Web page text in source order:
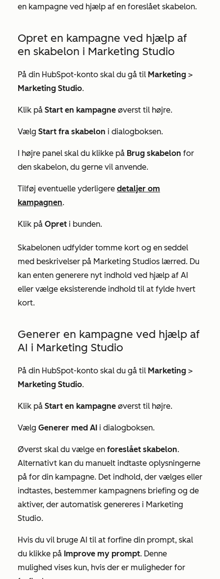
en kampagne ved hjælp af en foreslået skabelon.
Opret en kampagne ved hjælp af
en skabelon i Marketing Studio
På din HubSpot-konto skal du gå til Marketing >
Marketing Studio.
Klik på Start en kampagne øverst til højre.
Vælg Start fra skabelon i dialogboksen.
I højre panel skal du klikke på Brug skabelon for
den skabelon, du gerne vil anvende.
Tilføj eventuelle yderligere detaljer om
kampagnen.
Klik på Opret i bunden.
Skabelonen udfylder tomme kort og en seddel
med beskrivelser på Marketing Studios lærred. Du
kan enten generere nyt indhold ved hjælp af AI
eller vælge eksisterende indhold til at fylde hvert
kort.
Generer en kampagne ved hjælp af
AI i Marketing Studio
På din HubSpot-konto skal du gå til Marketing >
Marketing Studio.
Klik på Start en kampagne øverst til højre.
Vælg Generer med AI i dialogboksen.
Øverst skal du vælge en foreslået skabelon.
Alternativt kan du manuelt indtaste oplysningerne
på for din kampagne. Det indhold, der vælges eller
indtastes, bestemmer kampagnens briefing og de
aktiver, der automatisk genereres i Marketing
Studio.
Hvis du vil bruge AI til at forfine din prompt, skal
du klikke på Improve my prompt. Denne
mulighed vises kun, hvis der er muligheder for